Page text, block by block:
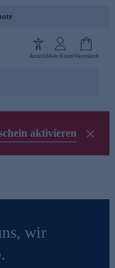
AnsichtMein KontoWarenkorb
aktivieren
wir